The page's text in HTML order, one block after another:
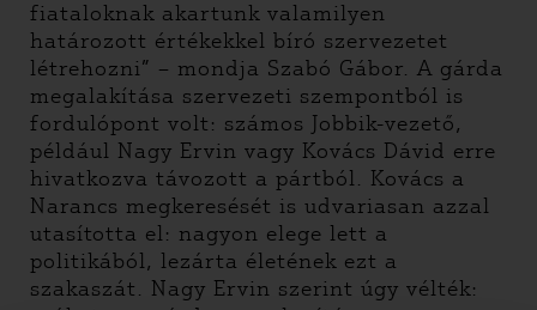
fiataloknak akartunk valamilyen
határozott értékekkel bíró szervezetet
létrehozni” – mondja Szabó Gábor. A gárda
megalakítása szervezeti szempontból is
fordulópont volt: számos Jobbik-vezető,
például Nagy Ervin vagy Kovács Dávid erre
hivatkozva távozott a pártból. Kovács a
Narancs megkeresését is udvariasan azzal
utasította el: nagyon elege lett a
politikából, lezárta életének ezt a
szakaszát. Nagy Ervin szerint úgy vélték: